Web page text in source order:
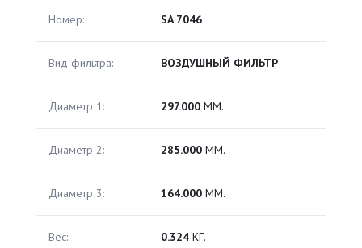
Номер: SA 7046
Вид фильтра: ВОЗДУШНЫЙ ФИЛЬТР
Диаметр 1: 297.000 ММ.
Диаметр 2: 285.000 ММ.
Диаметр 3: 164.000 ММ.
Вес: 0.324 КГ.